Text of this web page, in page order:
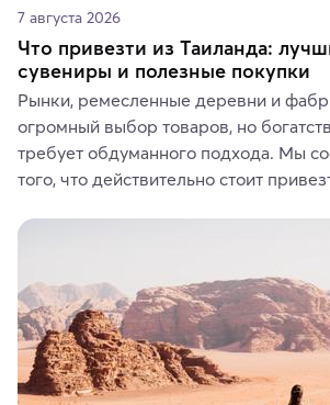
7 августа 2026
Что привезти из Таиланда:
сувениры и полезные покупки
Рынки, ремесленные деревни и
огромный выбор товаров, но
требует обдуманного подхода. Мы
того, что действительно стоит
средства, одежду, украшения,
где их купить.